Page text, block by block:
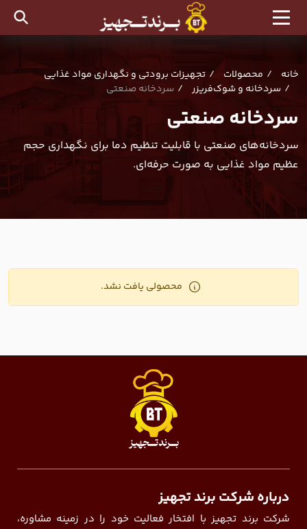
خانه محصولات
تجهیزات برودتی و نگهداری مواد غذایی
سردخانه و شوک‌فریزر
سردخانه صنعتی
سردخانه صنعتی
سردخانه‌های صنعتی با قابلیت تنظیم دما برای نگهداری حجم
عظیم مواد غذایی به صورت حرفه‌ای.
محصولی یافت نشد.
درباره شرکت برند تجهیز
شرکت برند تجهیز با افتخار فعالیت خود را در زمینه مشاوره،